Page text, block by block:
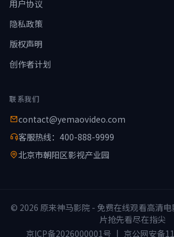
用户协议
隐私政策
版权声明
创作者计划
联系我们
contact@yemaovideo.com
客服热线：400-888-9999
北京市朝阳区影视产业园
© 2026 原来神马影院 - 免费在线观看高清
片抢先看尽在指尖
京ICP备2026000001号 | 京公网安备